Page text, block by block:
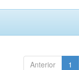
Anterior 1